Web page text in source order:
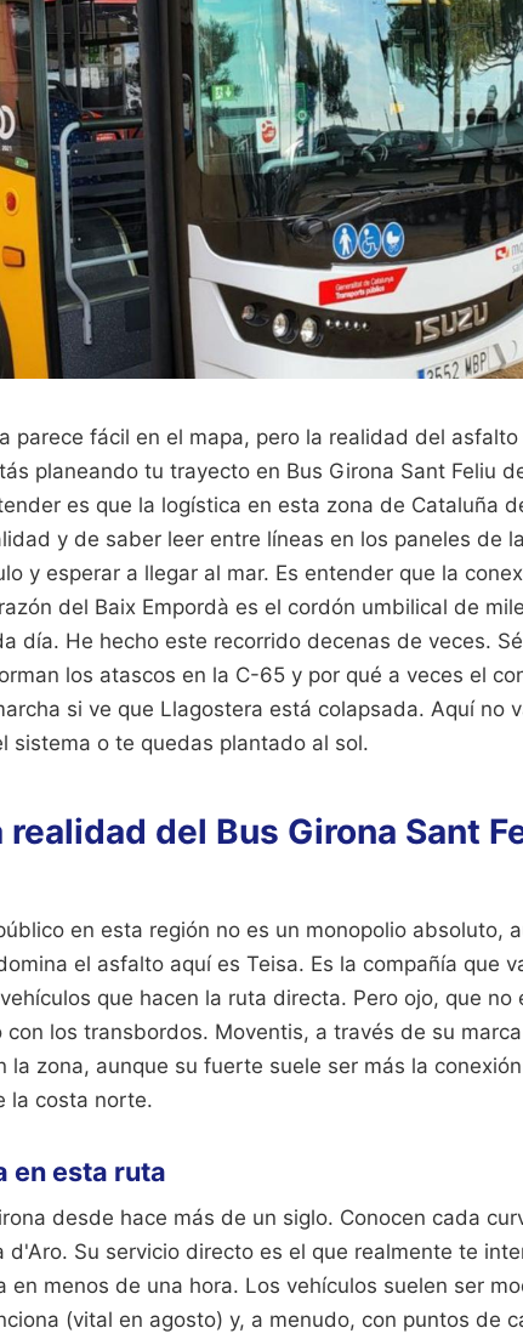
parece fácil en el mapa, pero la realidad del
planeando tu trayecto en Bus Girona Sant Feliu
es que la logística en esta zona de Cataluña
y de saber leer entre líneas en los paneles de
y esperar a llegar al mar. Es entender que la
del Baix Empordà es el cordón umbilical de
día. He hecho este recorrido decenas de veces. Sé
los atascos en la C-65 y por qué a veces el
si ve que Llagostera está colapsada. Aquí no
sistema o te quedas plantado al sol.
del Bus Girona Sant
en esta región no es un monopolio absoluto,
el asfalto aquí es Teisa. Es la compañía que
que hacen la ruta directa. Pero ojo, que no
los transbordos. Moventis, a través de su
la zona, aunque su fuerte suele ser más la
la costa norte.
en esta ruta
desde hace más de un siglo. Conocen cada
d'Aro. Su servicio directo es el que realmente te
en menos de una hora. Los vehículos suelen ser
(vital en agosto) y, a menudo, con puntos de